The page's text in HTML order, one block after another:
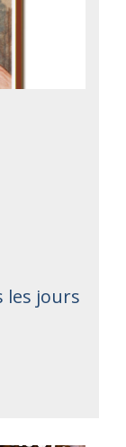
les jours